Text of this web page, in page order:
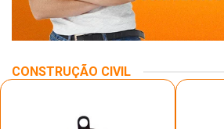
CONSTRUÇÃO CIVIL